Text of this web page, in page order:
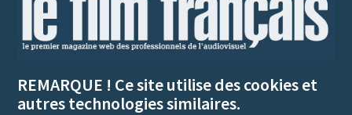
REMARQUE ! Ce site utilise des cookies et
autres technologies similaires.